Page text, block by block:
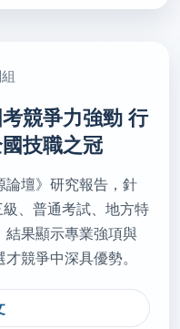
75元齊頭式補助不
高榮譽(轉載自 國立
(轉載自 台灣新生
競爭力強勁 行
技職之冠
論壇》研究報告，針
、普通考試、地方特
結果顯示專業強項與
競爭中深具優勢。